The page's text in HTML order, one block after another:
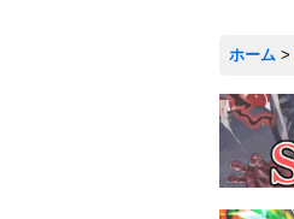
ホーム >